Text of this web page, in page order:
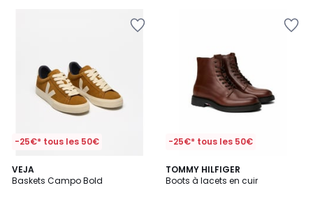
-25€* tous les 50€
VEJA
Baskets Campo Bold
5
/
-25€* tous les 50€
TOMMY HILFIGER
Boots à lacets en cuir